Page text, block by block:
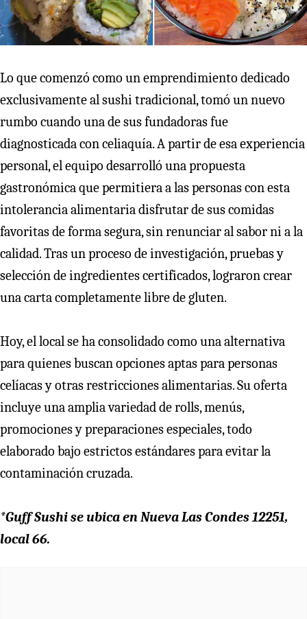
Lo que comenzó como un emprendimiento dedicado
exclusivamente al sushi tradicional, tomó un nuevo
rumbo cuando una de sus fundadoras fue
diagnosticada con celiaquía. A partir de esa experiencia
personal, el equipo desarrolló una propuesta
gastronómica que permitiera a las personas con esta
intolerancia alimentaria disfrutar de sus comidas
favoritas de forma segura, sin renunciar al sabor ni a la
calidad. Tras un proceso de investigación, pruebas y
selección de ingredientes certificados, lograron crear
una carta completamente libre de gluten.
Hoy, el local se ha consolidado como una alternativa
para quienes buscan opciones aptas para personas
celíacas y otras restricciones alimentarias. Su oferta
incluye una amplia variedad de rolls, menús,
promociones y preparaciones especiales, todo
elaborado bajo estrictos estándares para evitar la
contaminación cruzada.
*Guff Sushi se ubica en Nueva Las Condes 12251,
local 66.